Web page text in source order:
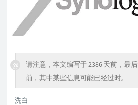
请注意，本文编写于 2386 天前，最
前，其中某些信息可能已经过时。
洗白